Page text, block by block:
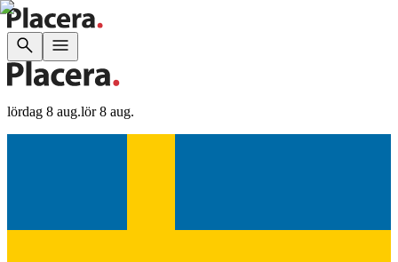
lördag 8 aug.lör 8 aug.